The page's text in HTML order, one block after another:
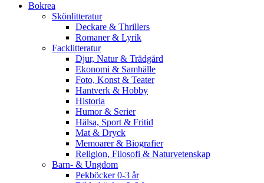
Bokrea
Skönlitteratur
Deckare & Thrillers
Romaner & Lyrik
Facklitteratur
Djur, Natur & Trädgård
Ekonomi & Samhälle
Foto, Konst & Teater
Hantverk & Hobby
Historia
Humor & Serier
Hälsa, Sport & Fritid
Mat & Dryck
Memoarer & Biografier
Religion, Filosofi & Naturvetenskap
Barn- & Ungdom
Pekböcker 0-3 år